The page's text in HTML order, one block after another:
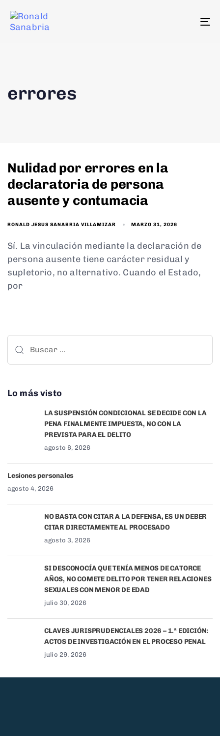
errores
Nulidad por errores en la
declaratoria de persona
ausente y contumacia
RONALD JESUS SANABRIA VILLAMIZAR MARZO 31, 2026
Sí. La vinculación mediante la declaración de
persona ausente tiene carácter residual y
supletorio, no alternativo. Cuando el Estado,
por
Lo más visto
LA SUSPENSIÓN CONDICIONAL SE DECIDE CON LA
PENA FINALMENTE IMPUESTA, NO CON LA
PREVISTA PARA EL DELITO
agosto 6, 2026
Lesiones personales
agosto 4, 2026
NO BASTA CON CITAR A LA DEFENSA, ES UN DEBER
CITAR DIRECTAMENTE AL PROCESADO
agosto 3, 2026
SI DESCONOCÍA QUE TENÍA MENOS DE CATORCE
AÑOS, NO COMETE DELITO POR TENER RELACIONES
SEXUALES CON MENOR DE EDAD
julio 30, 2026
CLAVES JURISPRUDENCIALES 2026 – 1.ª EDICIÓN:
ACTOS DE INVESTIGACIÓN EN EL PROCESO PENAL
julio 29, 2026